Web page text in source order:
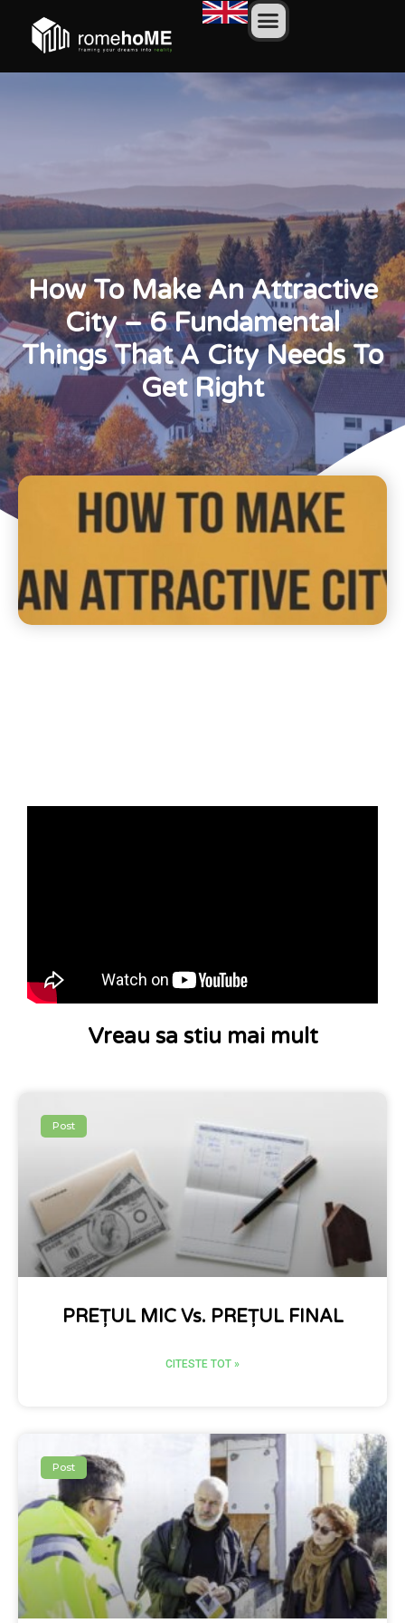
How To Make An Attractive
City – 6 Fundamental
Things That A City Needs To
Get Right
Vreau sa stiu mai mult
Post
PREȚUL MIC Vs. PREȚUL FINAL
CITESTE TOT »
Post